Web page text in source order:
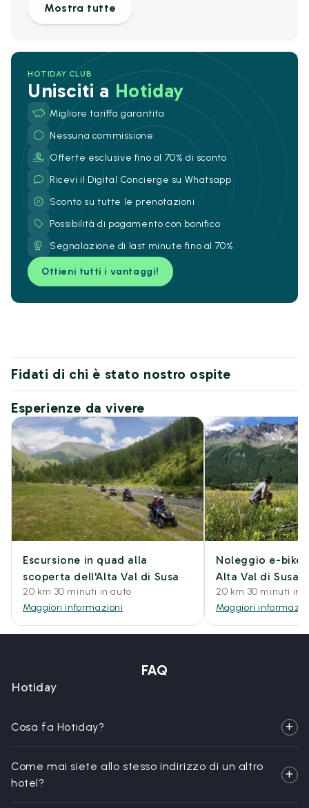
Mostra tutte
HOTIDAY CLUB
Unisciti a Hotiday
Migliore tariffa garantita
Nessuna commissione
Offerte esclusive fino al 70% di sconto
Ricevi il Digital Concierge su Whatsapp
Sconto su tutte le prenotazioni
Possibilità di pagamento con bonifico
Segnalazione di last minute fino al 70%
Ottieni tutti i vantaggi!
Fidati di chi è stato nostro ospite
Esperienze da vivere
Escursione in quad alla
scoperta dell'Alta Val di Susa
20 km 30 minuti in auto
Maggiori informazioni
Noleggio e-bike
Alta Val di Susa
20 km 30 minuti in
Maggiori
FAQ
Hotiday
Cosa fa Hotiday?
Come mai siete allo stesso indirizzo di un altro
hotel?